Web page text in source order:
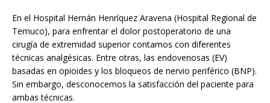
En el Hospital Hernán Henríquez Aravena (Hospital Regional de
Temuco), para enfrentar el dolor postoperatorio de una
cirugía de extremidad superior contamos con diferentes
técnicas analgésicas. Entre otras, las endovenosas (EV)
basadas en opioides y los bloqueos de nervio periférico (BNP).
Sin embargo, desconocemos la satisfacción del paciente para
ambas técnicas.